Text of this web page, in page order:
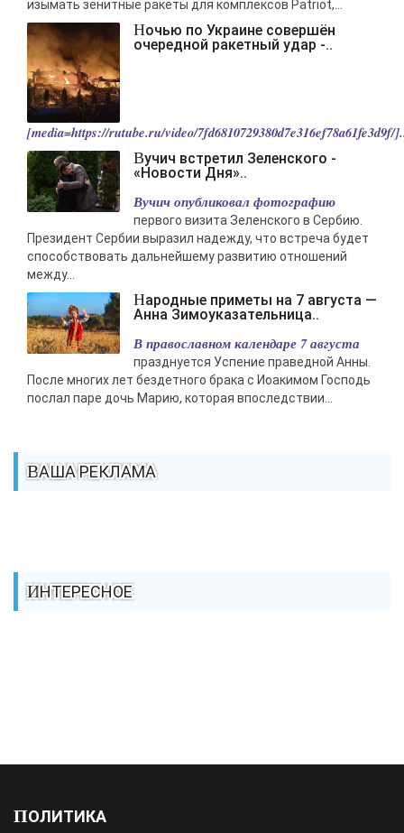
изымать зенитные ракеты для комплексов Patriot,...
Ночью по Украине совершён
очередной ракетный удар -..
[media=https://rutube.ru/video/7fd6810729380d7e316ef78a61fe3d9f/
Вучич встретил Зеленского -
«Новости Дня»..
Вучич опубликовал фотографию
первого визита Зеленского в Сербию.
Президент Сербии выразил надежду, что встреча будет
способствовать дальнейшему развитию отношений
между...
Народные приметы на 7 августа —
Анна Зимоуказательница..
В православном календаре 7 августа
празднуется Успение праведной Анны.
После многих лет бездетного брака с Иоакимом Господь
послал паре дочь Марию, которая впоследствии...
ВАША РЕКЛАМА
ИНТЕРЕСНОЕ
ПОЛИТИКА